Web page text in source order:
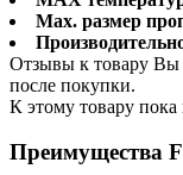
Max. размер
Отзывы к товару Вы
после покупки.
К этому товару пока
Преимущества